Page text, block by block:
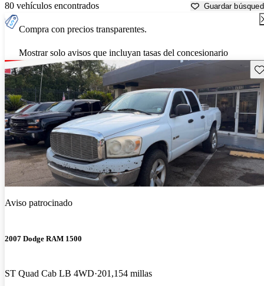
80 vehículos encontrados Guardar
Compra con precios transparentes.
Mostrar solo avisos que incluyan tasas del concesionario
Aviso patrocinado
2007 Dodge RAM 1500
ST Quad Cab LB 4WD 201,154 millas